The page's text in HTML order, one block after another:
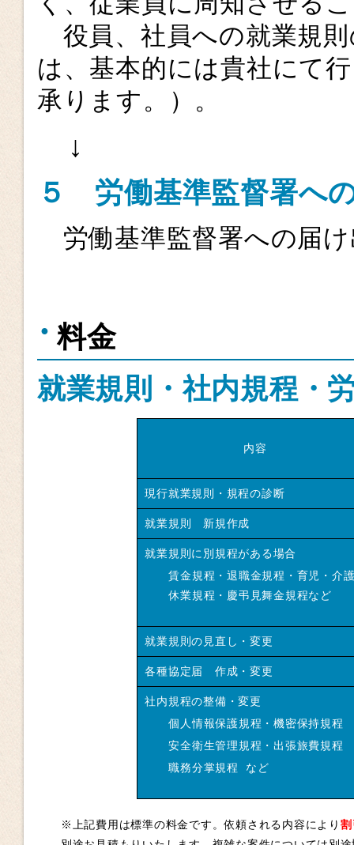
役員、社員への就業規
は、基本的には貴社にて
承ります。）。
↓
５ 労働基準監督署へ
労働基準監督署への届
料金
就業規則・社内規程・
内容
現行就業規則・規程の診断
就業規則 新規作成
就業規則に別規程がある場合
賃金規程・退職金規程・育児・介
休業規程・慶弔見舞金規程など
就業規則の見直し・変更
各種協定届 作成・変更
社内規程の整備・変更
個人情報保護規程・機密保持規程
安全衛生管理規程・出張旅費規程
職務分掌規程 など
※上記費用は標準の料金です。依頼される内容により